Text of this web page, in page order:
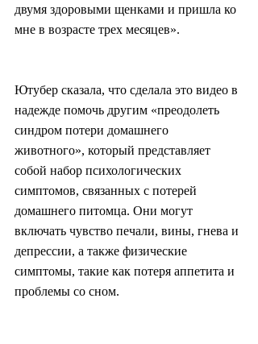
двумя здоровыми щенками и пришла ко
мне в возрасте трех месяцев».
Ютубер сказала, что сделала это видео в
надежде помочь другим «преодолеть
синдром потери домашнего
животного», который представляет
собой набор психологических
симптомов, связанных с потерей
домашнего питомца. Они могут
включать чувство печали, вины, гнева и
депрессии, а также физические
симптомы, такие как потеря аппетита и
проблемы со сном.